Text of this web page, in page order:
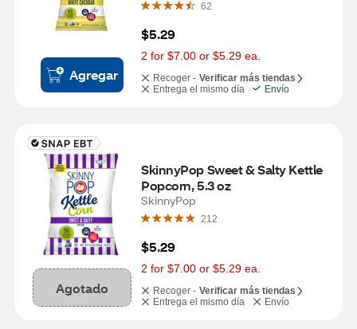
Agregar
62
$5.29
2 for $7.00 or $5.29 ea.
Recoger - Verificar más tiendas
Entrega el mismo día
Envío
Agotado
SkinnyPop Sweet & Salty Kettle
Popcorn, 5.3 oz
SkinnyPop
212
$5.29
2 for $7.00 or $5.29 ea.
Recoger - Verificar más tiendas
Entrega el mismo día
Envío